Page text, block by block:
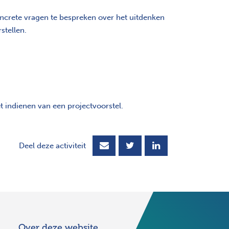
vragen te bespreken over het uitdenken
indienen van een projectvoorstel.
Deel deze activiteit